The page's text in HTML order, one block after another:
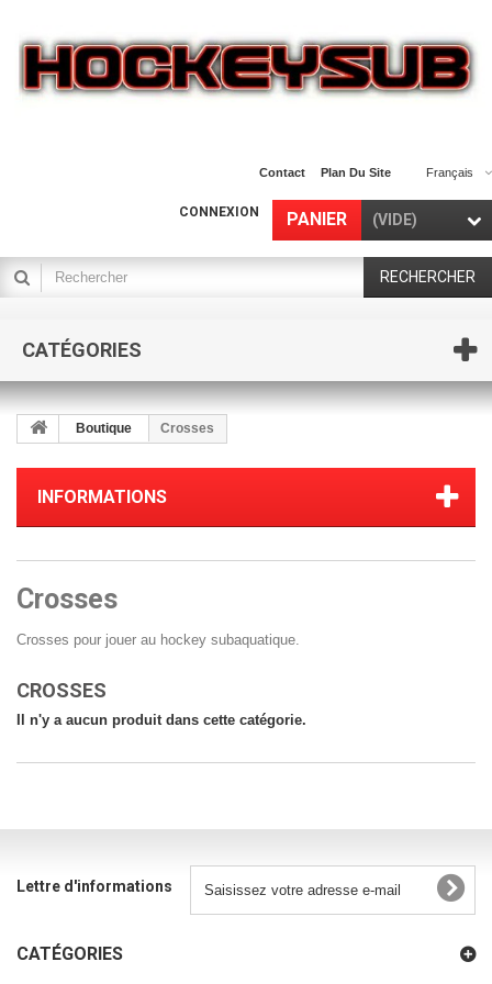
Français
Contact Plan Du Site
PANIER (VIDE)
CONNEXION
RECHERCHER
CATÉGORIES
Boutique Crosses
INFORMATIONS
Crosses
Crosses pour jouer au hockey subaquatique.
CROSSES
Il n'y a aucun produit dans cette catégorie.
Lettre d'informations
CATÉGORIES